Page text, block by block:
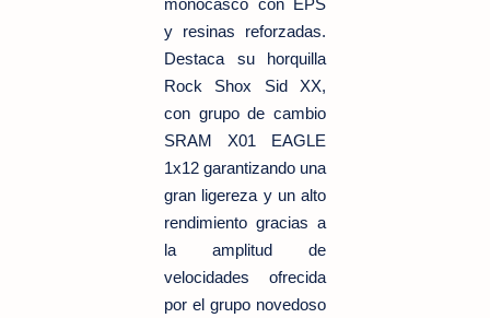
y resinas reforzadas.
Destaca su horquilla
Rock Shox Sid XX,
con grupo de cambio
SRAM X01 EAGLE
1x12 garantizando una
gran ligereza y un alto
rendimiento gracias a
la amplitud de
velocidades ofrecida
por el grupo novedoso